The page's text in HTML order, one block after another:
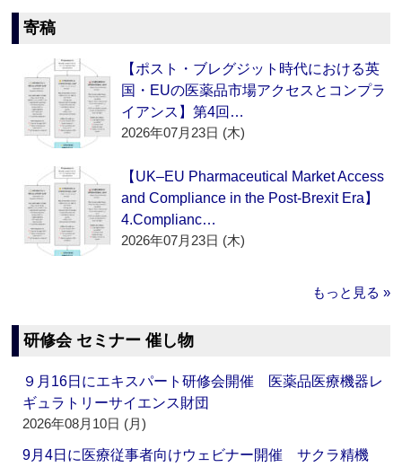
寄稿
【ポスト・ブレグジット時代における英
国・EUの医薬品市場アクセスとコンプラ
イアンス】第4回…
2026年07月23日 (木)
【UK–EU Pharmaceutical Market Access
and Compliance in the Post-Brexit Era】
4.Complianc…
2026年07月23日 (木)
もっと見る »
研修会 セミナー 催し物
９月16日にエキスパート研修会開催 医薬品医療機器レ
ギュラトリーサイエンス財団
2026年08月10日 (月)
9月4日に医療従事者向けウェビナー開催 サクラ精機